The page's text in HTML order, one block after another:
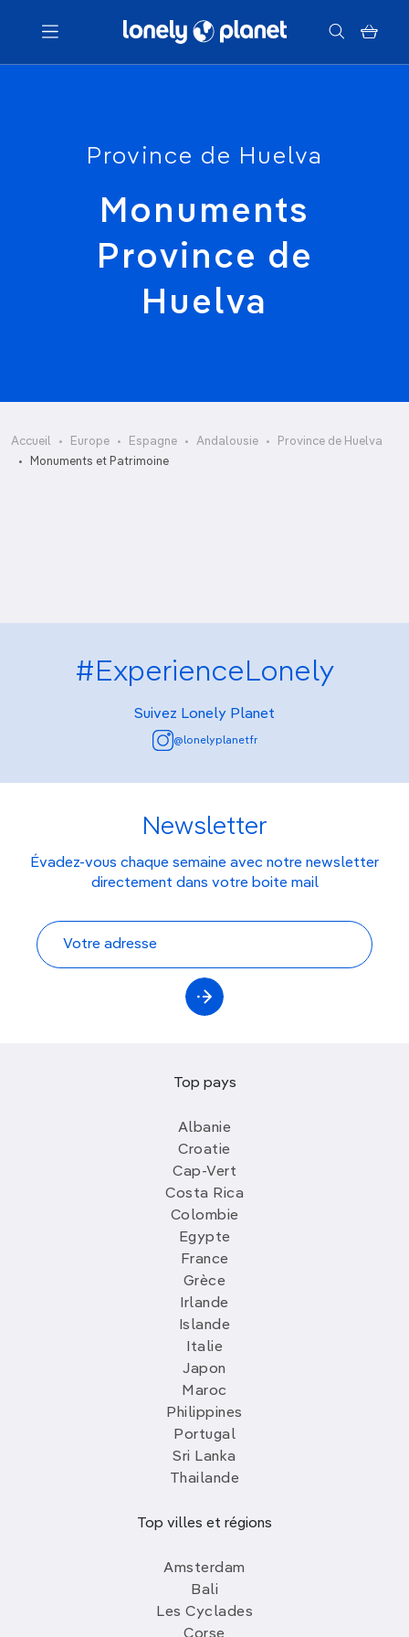
Menu
Votre recherche
Province de Huelva
Monuments
Province de
Huelva
Accueil Europe Espagne Andalousie
Province de Huelva
Monuments et Patrimoine
Museo del Jamón
#ExperienceLonely
Suivez Lonely Planet
@lonelyplanetfr
Newsletter
Évadez-vous chaque semaine avec notre newsletter
directement dans votre boite mail
Top pays
Albanie
Croatie
Cap-Vert
Costa Rica
Colombie
Egypte
France
Grèce
Irlande
Islande
Italie
Japon
Maroc
Philippines
Portugal
Sri Lanka
Thailande
Top villes et régions
Amsterdam
Bali
Les Cyclades